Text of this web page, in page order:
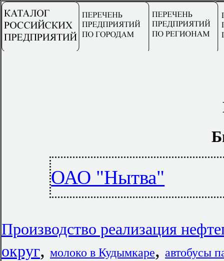
ОАО "Нытва"
Производство реализация
округ, молоко в Кудымкаре, автобусы